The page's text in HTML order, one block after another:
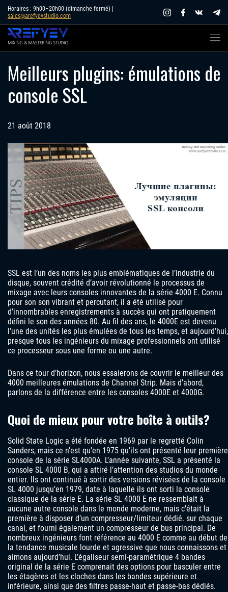
Skip
content
Horaires : 9h00–20h00 (dimanche fermé) |
sales@arefyevstudio.com
Meilleurs plugins: émulations de
console SSL
21 août 2018
SSL est l’un des noms les plus emblématiques de l’industrie du
disque, souvent crédité d’avoir révolutionné le processus de
mixage avec leurs consoles innovantes de la série 4000 E. Connu
pour son son vibrant et percutant, il a été utilisé pour
d’innombrables enregistrements à succès qui ont pratiquement
défini le son des années 80. Au fil des ans, le 4000E est devenu
l’une des unités les plus émulées de tous les temps, et aujourd’hui,
presque tous les ingénieurs du mixage professionnels ont utilisé
ce processeur sous une forme ou une autre.
Dans ce tour d’horizon, nous essaierons de couvrir le meilleur des
4000 meilleures émulations de Channel Strip. Mais d’abord,
parlons de la différence entre les consoles 4000E et 4000G.
Quoi de mieux pour votre boîte à outils?
Solid State Logic a été fondée en 1969 par le regretté Colin
Sanders, mais ce n’est qu’en 1975 qu’ils ont présenté leur première
console de la série SL4000A. L’année suivante, SSL a présenté la
console SL 4000 B, qui a attiré l’attention des studios du monde
entier. Ils ont continué à sortir des versions révisées de la console
SL 4000 jusqu’en 1979, date à laquelle ils ont sorti la console
classique de la série E. La série SL 4000 E ne ressemblait à
aucune autre console dans le monde moderne, mais c’était la
première à disposer d’un compresseur/limiteur dédié. sur chaque
canal, et fourni également un compresseur de bus principal. De
nombreux ingénieurs font référence au 4000 E comme au début de
la tendance musicale lourde et agressive que nous connaissons et
aimons aujourd’hui. L’égaliseur semi-paramétrique 4 bandes
original de la série E comprenait des options pour basculer entre
les étagères et les cloches dans les bandes supérieure et
inférieure, ainsi que des filtres passe-haut et passe-bas dédiés.